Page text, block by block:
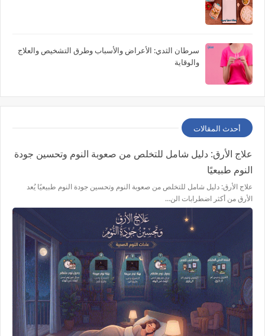
سرطان الثدي: الأعراض والأسباب وطرق التشخيص والعلاج
والوقاية
أحدث المقالات
علاج الأرق: دليل شامل للتخلص من صعوبة النوم وتحسين جودة
النوم طبيعيًا
علاج الأرق: دليل شامل للتخلص من صعوبة النوم وتحسين جودة النوم طبيعيًا يُعد
الأرق من أكثر اضطرابات الن…